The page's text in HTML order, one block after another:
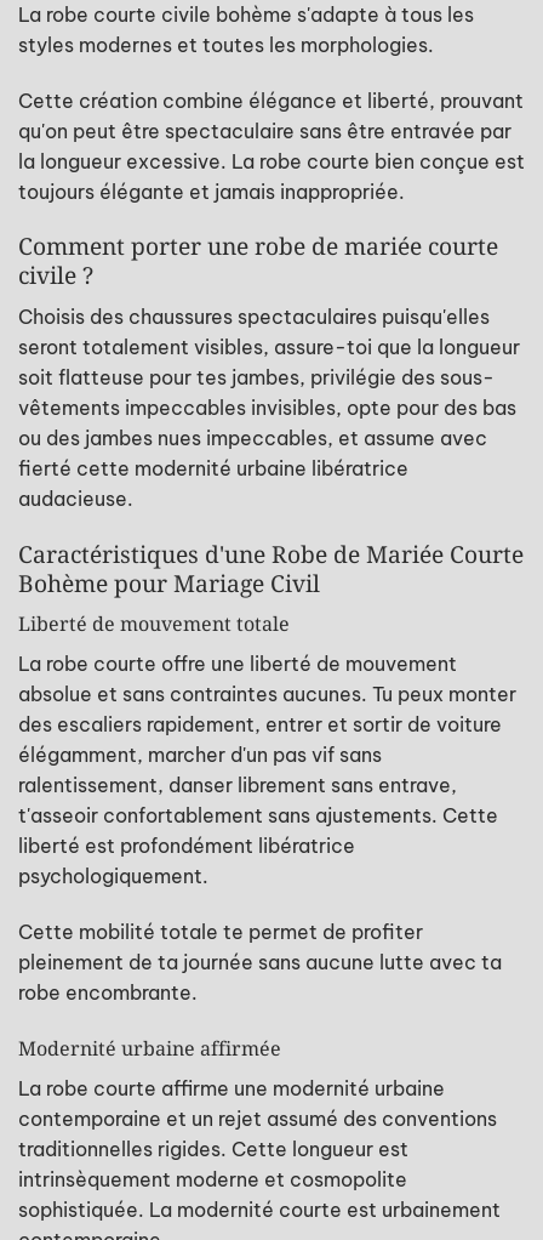
La robe courte civile bohème s'adapte à tous les
styles modernes et toutes les morphologies.
Cette création combine élégance et liberté, prouvant
qu'on peut être spectaculaire sans être entravée par
la longueur excessive. La robe courte bien conçue est
toujours élégante et jamais inappropriée.
Comment porter une robe de mariée courte
civile ?
Choisis des chaussures spectaculaires puisqu'elles
seront totalement visibles, assure-toi que la longueur
soit flatteuse pour tes jambes, privilégie des sous-
vêtements impeccables invisibles, opte pour des bas
ou des jambes nues impeccables, et assume avec
fierté cette modernité urbaine libératrice
audacieuse.
Caractéristiques d'une Robe de Mariée Courte
Bohème pour Mariage Civil
Liberté de mouvement totale
La robe courte offre une liberté de mouvement
absolue et sans contraintes aucunes. Tu peux monter
des escaliers rapidement, entrer et sortir de voiture
élégamment, marcher d'un pas vif sans
ralentissement, danser librement sans entrave,
t'asseoir confortablement sans ajustements. Cette
liberté est profondément libératrice
psychologiquement.
Cette mobilité totale te permet de profiter
pleinement de ta journée sans aucune lutte avec ta
robe encombrante.
Modernité urbaine affirmée
La robe courte affirme une modernité urbaine
contemporaine et un rejet assumé des conventions
traditionnelles rigides. Cette longueur est
intrinsèquement moderne et cosmopolite
sophistiquée. La modernité courte est urbainement